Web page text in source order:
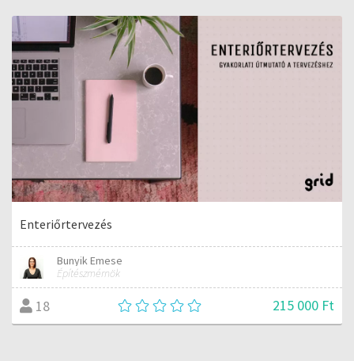
Enteriőrtervezés
Bunyik Emese
Építészmérnök
18 215 000 Ft